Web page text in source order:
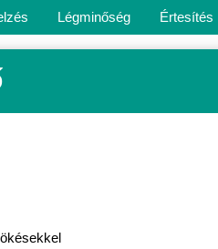
Légminőség Értesítés